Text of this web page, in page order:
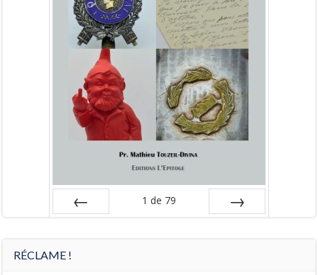
1 de 79
RÉCLAME !